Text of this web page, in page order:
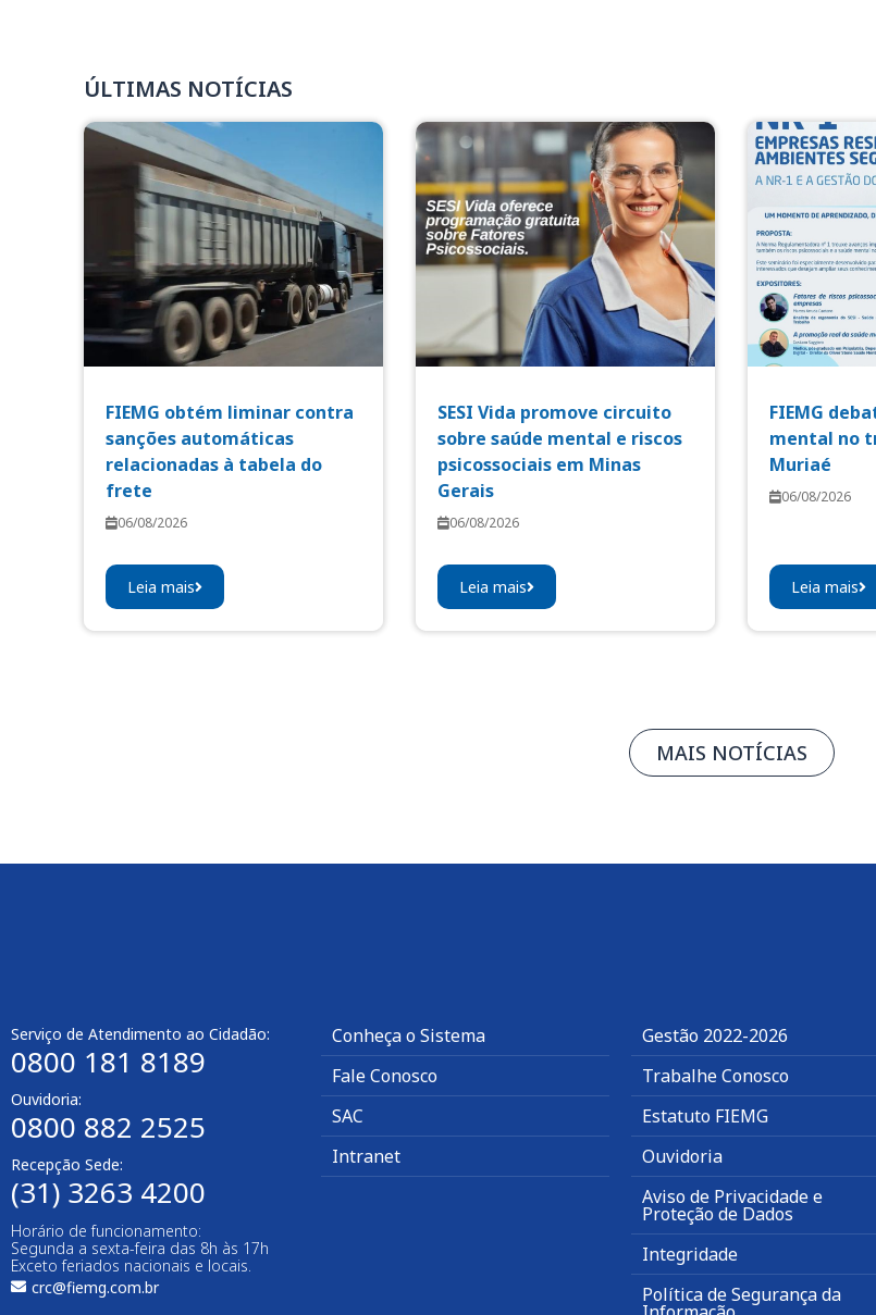
ÚLTIMAS NOTÍCIAS
FIEMG obtém liminar contra
sanções automáticas
relacionadas à tabela do
frete
06/08/2026
Leia mais
SESI Vida promove circuito
sobre saúde mental e riscos
psicossociais em Minas
Gerais
06/08/2026
Leia mais
FIEMG
mental no
Muriaé
06/08/2026
Leia mais
MAIS NOTÍCIAS
Serviço de Atendimento ao Cidadão:
0800 181 8189
Ouvidoria:
0800 882 2525​
Recepção Sede:
(31) 3263 4200
Horário de funcionamento:
Segunda a sexta-feira das 8h às 17h
Exceto feriados nacionais e locais.
crc@fiemg.com.br
Conheça o Sistema
Fale Conosco
SAC
Intranet
Gestão 2022-2026
Trabalhe Conosco
Estatuto FIEMG
Ouvidoria
Aviso de Privacidade e
Proteção de Dados
Integridade
Política de Segurança da